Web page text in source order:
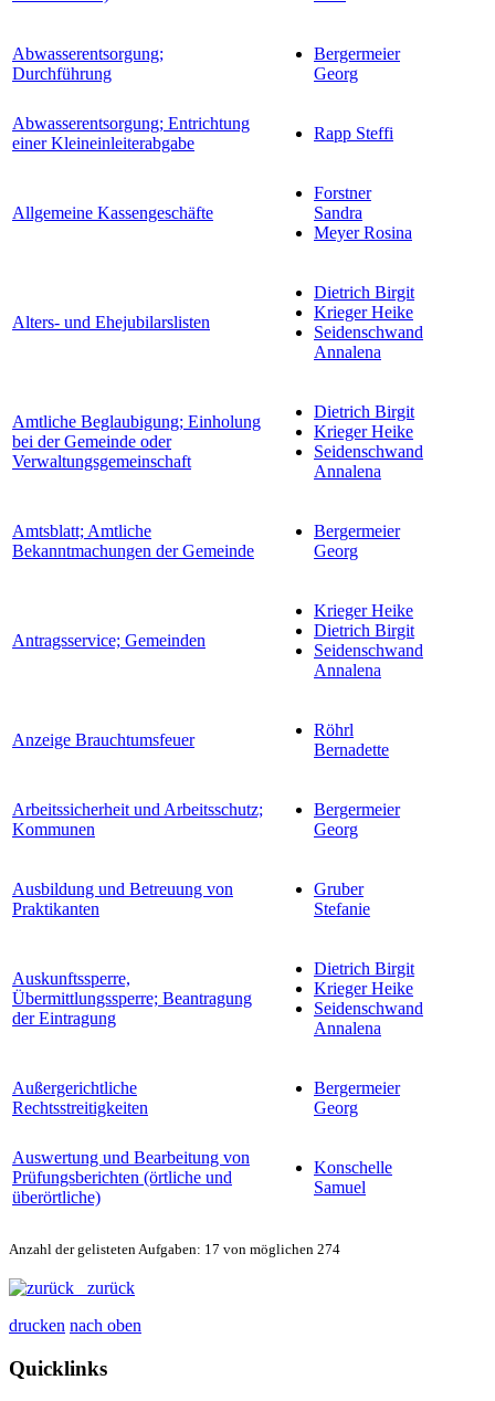
Abwasserentsorgung;
Durchführung
Bergermeier
Georg
Abwasserentsorgung; Entrichtung
einer Kleineinleiterabgabe
Rapp Steffi
Allgemeine Kassengeschäfte
Forstner
Sandra
Meyer Rosina
Alters- und Ehejubilarslisten
Dietrich Birgit
Krieger Heike
Seidenschwand
Annalena
Amtliche Beglaubigung; Einholung
bei der Gemeinde oder
Verwaltungsgemeinschaft
Dietrich Birgit
Krieger Heike
Seidenschwand
Annalena
Amtsblatt; Amtliche
Bekanntmachungen der Gemeinde
Bergermeier
Georg
Antragsservice; Gemeinden
Krieger Heike
Dietrich Birgit
Seidenschwand
Annalena
Anzeige Brauchtumsfeuer
Röhrl
Bernadette
Arbeitssicherheit und Arbeitsschutz;
Kommunen
Bergermeier
Georg
Ausbildung und Betreuung von
Praktikanten
Gruber
Stefanie
Auskunftssperre,
Übermittlungssperre; Beantragung
der Eintragung
Dietrich Birgit
Krieger Heike
Seidenschwand
Annalena
Außergerichtliche
Rechtsstreitigkeiten
Bergermeier
Georg
Auswertung und Bearbeitung von
Prüfungsberichten (örtliche und
überörtliche)
Konschelle
Samuel
Anzahl der gelisteten Aufgaben: 17 von möglichen 274
zurück
drucken nach oben
Quicklinks